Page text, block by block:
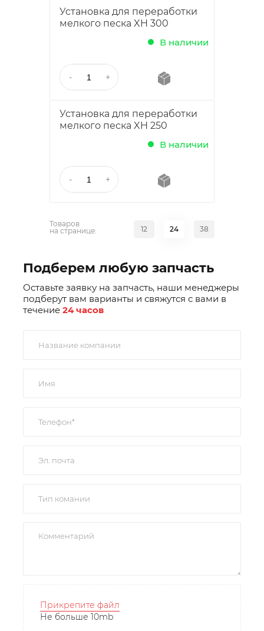
Установка для переработки
мелкого песка XH 300
В наличии
Установка для переработки
мелкого песка XH 250
В наличии
Товаров
на странице:
12 24 38
Подберем любую запчасть
Оставьте заявку на запчасть, наши менеджеры
подберут вам варианты и свяжутся с вами в
течение 24 часов
Прикрепите файл
Не больше 10mb